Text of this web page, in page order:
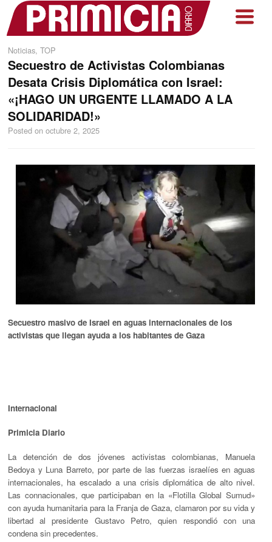
Noticias, TOP
Secuestro de Activistas Colombianas
Desata Crisis Diplomática con Israel:
«¡HAGO UN URGENTE LLAMADO A LA
SOLIDARIDAD!»
Posted on octubre 2, 2025
Secuestro masivo de Israel en aguas internacionales de los
activistas que llegan ayuda a los habitantes de Gaza
Internacional
Primicia Diario
La detención de dos jóvenes activistas colombianas, Manuela
Bedoyay Luna Barreto, por parte de las fuerzas israelíes en aguas
internacionales, ha escalado a una crisis diplomática de alto nivel.
Las connacionales, que participaban en la «Flotilla Global Sumud»
con ayuda humanitaria para la Franja de Gaza, clamaron por su vida y
libertad al presidente Gustavo Petro, quien respondió con una
condena sin precedentes.